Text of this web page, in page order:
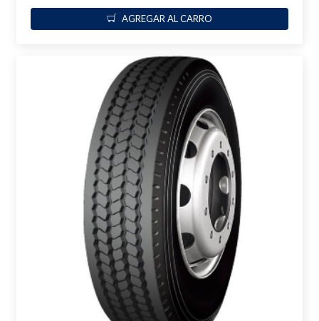
AGREGAR AL CARRO